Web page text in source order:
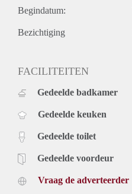
Begindatum:
Bezichtiging
FACILITEITEN
Gedeelde badkamer
Gedeelde keuken
Gedeelde toilet
Gedeelde voordeur
Vraag de adverteerder